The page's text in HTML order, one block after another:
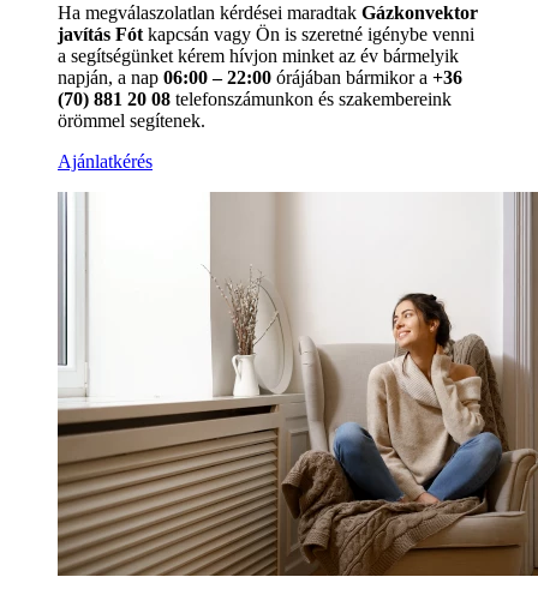
Ha megválaszolatlan kérdései maradtak Gázkonvektor
javítás Fót kapcsán vagy Ön is szeretné igénybe venni
a segítségünket kérem hívjon minket az év bármelyik
napján, a nap 06:00 – 22:00 órájában bármikor a +36
(70) 881 20 08 telefonszámunkon és szakembereink
örömmel segítenek.
Ajánlatkérés